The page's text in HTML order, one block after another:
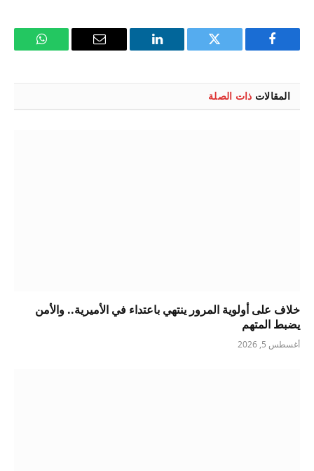
فيسبوك تويتر لينكدإن
البريد
واتساب
المقالات ذات الصلة
خلاف على أولوية المرور ينتهي باعتداء في الأميرية.. والأمن
يضبط المتهم
أغسطس 5, 2026